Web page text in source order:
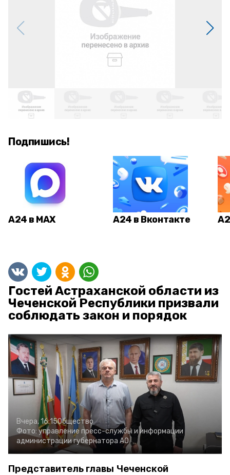
Подпишись!
А24 в MAX А24 в Вконтакте
Гостей Астраханской области из
Чеченской Республики призвали
соблюдать закон и порядок
Вчера, 16:15Общество
Фото: управление пресс-службы и информации
администрации губернатора АО
Представитель главы Чеченской